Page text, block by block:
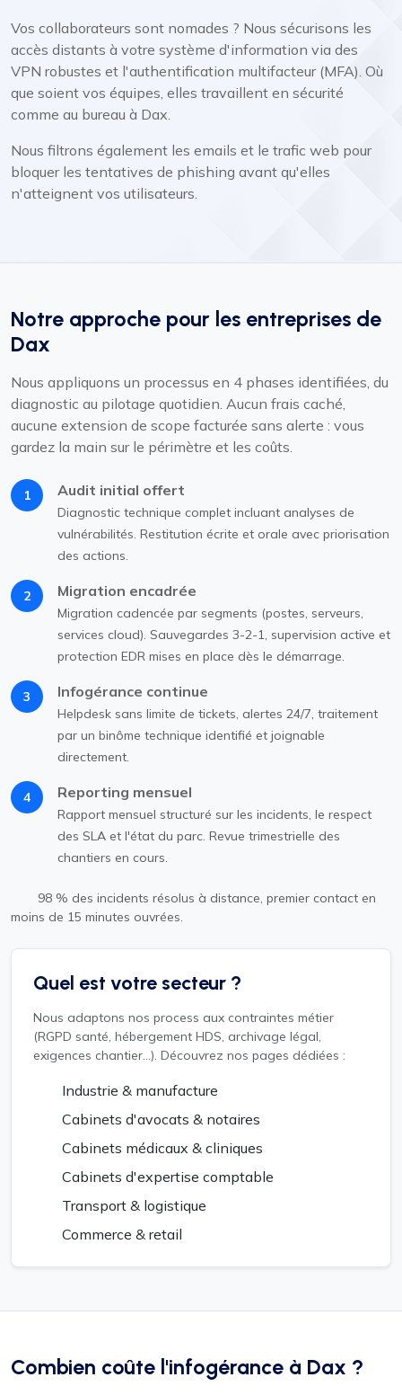
Vos collaborateurs sont nomades ? Nous sécurisons les
accès distants à votre système d'information via des
VPN robustes et l'authentification multifacteur (MFA). Où
que soient vos équipes, elles travaillent en sécurité
comme au bureau à Dax.
Nous filtrons également les emails et le trafic web pour
bloquer les tentatives de phishing avant qu'elles
n'atteignent vos utilisateurs.
Notre approche pour les entreprises de
Dax
Nous appliquons un processus en 4 phases identifiées, du
diagnostic au pilotage quotidien. Aucun frais caché,
aucune extension de scope facturée sans alerte : vous
gardez la main sur le périmètre et les coûts.
1 Audit initial offert
Diagnostic technique complet incluant analyses de
vulnérabilités. Restitution écrite et orale avec priorisation
des actions.
2 Migration encadrée
Migration cadencée par segments (postes, serveurs,
services cloud). Sauvegardes 3-2-1, supervision active et
protection EDR mises en place dès le démarrage.
3 Infogérance continue
Helpdesk sans limite de tickets, alertes 24/7, traitement
par un binôme technique identifié et joignable
directement.
4 Reporting mensuel
Rapport mensuel structuré sur les incidents, le respect
des SLA et l'état du parc. Revue trimestrielle des
chantiers en cours.
98 % des incidents résolus à distance, premier contact en
moins de 15 minutes ouvrées.
Quel est votre secteur ?
Nous adaptons nos process aux contraintes métier
(RGPD santé, hébergement HDS, archivage légal,
exigences chantier...). Découvrez nos pages dédiées :
Industrie & manufacture
Cabinets d'avocats & notaires
Cabinets médicaux & cliniques
Cabinets d'expertise comptable
Transport & logistique
Commerce & retail
Combien coûte l'infogérance à Dax ?